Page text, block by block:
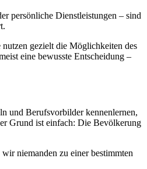
persönliche Dienstleistungen – sind
gezielt die Möglichkeiten des
eine bewusste Entscheidung –
und Berufsvorbilder kennenlernen,
Grund ist einfach: Die Bevölkerung
niemanden zu einer bestimmten